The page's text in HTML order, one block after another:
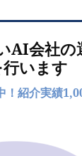
AI会社の
います
紹介実績